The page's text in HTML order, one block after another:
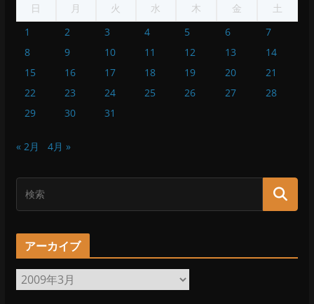
日
月 火 水 木 金
土
1
2 3 4 5 6
7
8
9 10 11 12 13
14
15
16 17 18 19 20
21
22
23 24 25 26 27
28
29
30 31
« 2月 4月 »
アーカイブ
ア
ー